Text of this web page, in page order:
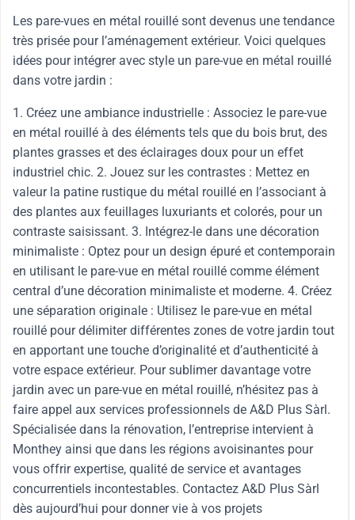
Les pare-vues en métal rouillé sont devenus une tendance
très prisée pour l’aménagement extérieur. Voici quelques
idées pour intégrer avec style un pare-vue en métal rouillé
dans votre jardin :
1. Créez une ambiance industrielle : Associez le pare-vue
en métal rouillé à des éléments tels que du bois brut, des
plantes grasses et des éclairages doux pour un effet
industriel chic. 2. Jouez sur les contrastes : Mettez en
valeur la patine rustique du métal rouillé en l’associant à
des plantes aux feuillages luxuriants et colorés, pour un
contraste saisissant. 3. Intégrez-le dans une décoration
minimaliste : Optez pour un design épuré et contemporain
en utilisant le pare-vue en métal rouillé comme élément
central d’une décoration minimaliste et moderne. 4. Créez
une séparation originale : Utilisez le pare-vue en métal
rouillé pour délimiter différentes zones de votre jardin tout
en apportant une touche d’originalité et d’authenticité à
votre espace extérieur. Pour sublimer davantage votre
jardin avec un pare-vue en métal rouillé, n’hésitez pas à
faire appel aux services professionnels de A&D Plus Sàrl.
Spécialisée dans la rénovation, l’entreprise intervient à
Monthey ainsi que dans les régions avoisinantes pour
vous offrir expertise, qualité de service et avantages
concurrentiels incontestables. Contactez A&D Plus Sàrl
dès aujourd’hui pour donner vie à vos projets